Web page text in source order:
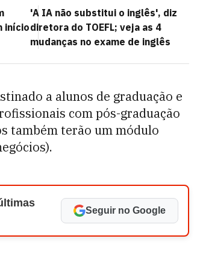
início
'A IA não substitui o inglês', diz
diretora do TOEFL; veja as 4
mudanças no exame de inglês
a alunos de graduação e
com pós-graduação
também terão um módulo
Seguir no Google